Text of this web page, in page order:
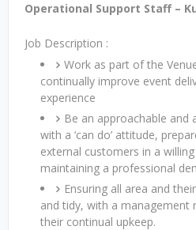
Operational Support Staff –
Job Description :
Work as part of the
continually improve event
experience
Be an approachable and
with a ‘can do’ attitude,
external customers in a
maintaining a professional
Ensuring all area and
and tidy, with a management
their continual upkeep.